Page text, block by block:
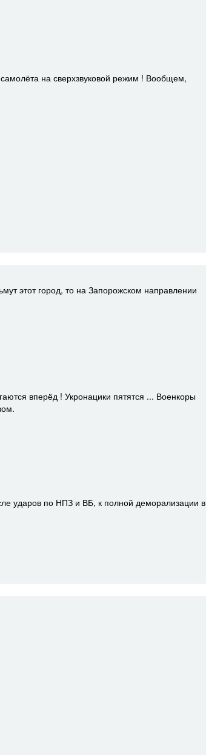
на сверхзвуковой режим ! Вообщем,
этот город, то на Запорожском направлении
вперёд ! Укронацики пятятся ... Военкоры
ударов по НПЗ и ВБ, к полной деморализации в